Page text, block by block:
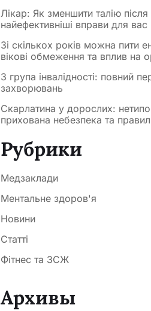
Лікар: Як зменшити талію
найефективніші вправи для вас
Зі скількох років можна пити
вікові обмеження та вплив на
3 група інвалідності: повний
захворювань
Скарлатина у дорослих:
прихована небезпека та
Рубрики
Медзаклади
Ментальне здоров'я
Новини
Статті
Фітнес та ЗСЖ
Архивы